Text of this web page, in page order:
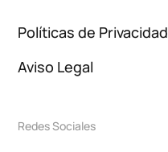
Políticas de Privacidad
Aviso Legal
Redes Sociales